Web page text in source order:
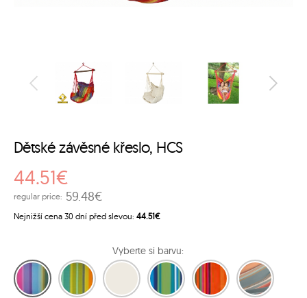
Dětské závěsné křeslo, HCS
44.51€
regular price: 59.48€
Nejnižší cena 30 dní před slevou: 44.51€
Vyberte si barvu: